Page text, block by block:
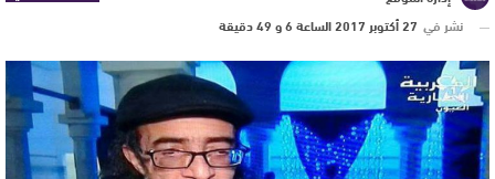
نشر في 27 أكتوبر 2017 الساعة 6 و 49 دقيقة